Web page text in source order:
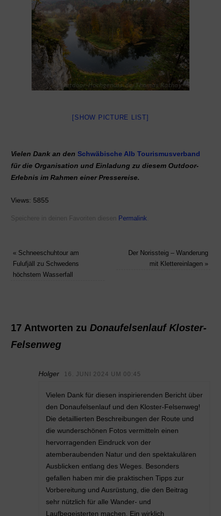
[SHOW PICTURE LIST]
Vielen Dank an den Schwäbische Alb Tourismusverband
für die Organisation und Einladung zu diesem Outdoor-
Erlebnis im Rahmen einer Pressereise.
Views: 5855
Speichere in deinen Favoriten diesen Permalink
«Schneeschuhtour am
Fulufjäll zu Schwedens
höchstem Wasserfall
Der Norissteig – Wanderung
mit Klettereinlagen »
17 Antworten zu Donaufelsenlauf Kloster-
Felsenweg
Holger 16. JUNI 2024 UM 00:45
Vielen Dank für diesen inspirierenden Bericht über
den Donaufelsenlauf und den Kloster-Felsenweg!
Die detaillierten Beschreibungen der Route und
die wunderschönen Fotos vermitteln einen
hervorragenden Eindruck von der
atemberaubenden Natur und den spektakulären
Ausblicken entlang des Weges. Besonders
gefallen haben mir die praktischen Tipps zur
Vorbereitung und Ausrüstung, die den Beitrag
sehr nützlich für alle Wander- und
Laufbegeisterten machen. Ein wirklich